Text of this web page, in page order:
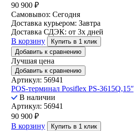
90 900 ₽
Самовывоз: Сегодня
Доставка курьером: Завтра
Доставка СДЭК: от 3х дней
В корзину
Купить в 1 клик
Добавить к сравнению
Лучшая цена
Добавить к сравнению
Артикул: 56941
POS-терминал Posiflex PS-
В наличии
Артикул: 56941
90 900 ₽
В корзину
Купить в 1 клик